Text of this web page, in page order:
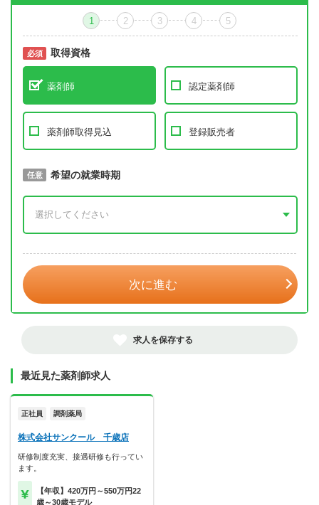
1 2 3 4 5
必須 取得資格
薬剤師 認定薬剤師
薬剤師取得見込 登録販売者
必須 取得予定年
任意 希望の就業時期
次に進む
求人を保存する
最近見た薬剤師求人
正社員 調剤薬局
株式会社サンクール 千歳店
研修制度充実、接遇研修も行ってい
ます。
【年収】420万円～550万円22
歳～30歳モデル